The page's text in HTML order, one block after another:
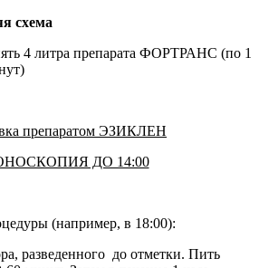
схема
4 литра препарата ФОРТРАНС (по 1
препаратом ЭЗИКЛЕН
ДО 14:00
(например, в 18:00):
разведенного до отметки. Пить